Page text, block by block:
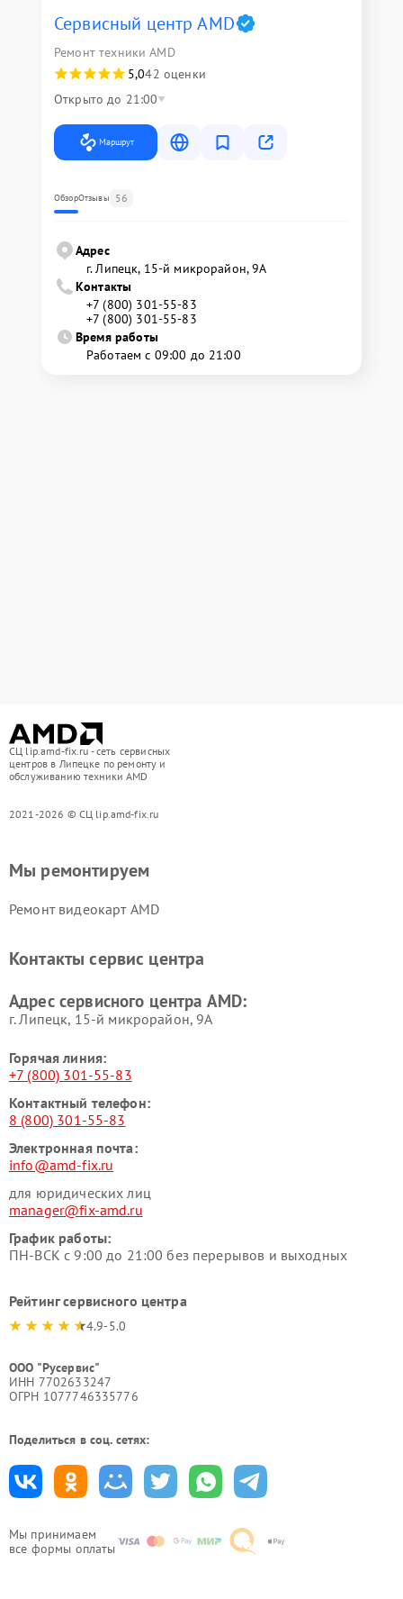
Сервисный центр AMD
Ремонт техники AMD
5,042 оценки
Открыто до 21:00
Маршрут
ОбзорОтзывы 56
Адрес
г. Липецк, 15-й микрорайон, 9А
Контакты
+7 (800) 301-55-83
+7 (800) 301-55-83
Время работы
Работаем с 09:00 до 21:00
СЦ lip.amd-fix.ru - сеть сервисных
центров в Липецке по ремонту и
обслуживанию техники AMD
2021-2026 © СЦ lip.amd-fix.ru
Мы принимаем
все формы оплаты
Мы ремонтируем
Ремонт видеокарт AMD
Контакты сервис центра
Адрес сервисного центра AMD:
г. Липецк, 15-й микрорайон, 9А
Горячая линия:
+7 (800) 301-55-83
Контактный телефон:
8 (800) 301-55-83
Электронная почта:
info@amd-fix.ru
для юридических лиц
manager@fix-amd.ru
График работы:
ПН-ВСК с 9:00 до 21:00 без перерывов и выходных
Рейтинг сервисного центра
4.9-5.0
ООО "Русервис"
ИНН 7702633247
ОГРН 1077746335776
Поделиться в соц. сетях: